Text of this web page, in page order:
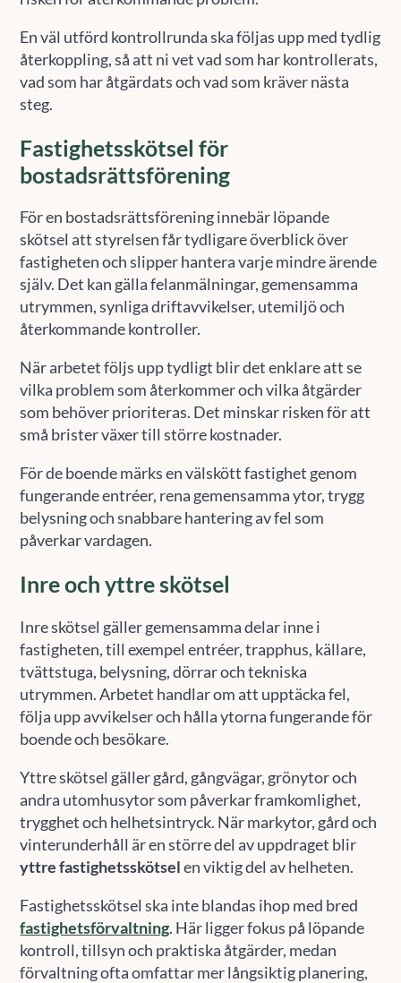
En väl utförd kontrollrunda ska följas upp med tydlig
återkoppling, så att ni vet vad som har kontrollerats,
vad som har åtgärdats och vad som kräver nästa
steg.
Fastighetsskötsel för
bostadsrättsförening
För en bostadsrättsförening innebär löpande
skötsel att styrelsen får tydligare överblick över
fastigheten och slipper hantera varje mindre ärende
själv. Det kan gälla felanmälningar, gemensamma
utrymmen, synliga driftavvikelser, utemiljö och
återkommande kontroller.
När arbetet följs upp tydligt blir det enklare att se
vilka problem som återkommer och vilka åtgärder
som behöver prioriteras. Det minskar risken för att
små brister växer till större kostnader.
För de boende märks en välskött fastighet genom
fungerande entréer, rena gemensamma ytor, trygg
belysning och snabbare hantering av fel som
påverkar vardagen.
Inre och yttre skötsel
Inre skötsel gäller gemensamma delar inne i
fastigheten, till exempel entréer, trapphus, källare,
tvättstuga, belysning, dörrar och tekniska
utrymmen. Arbetet handlar om att upptäcka fel,
följa upp avvikelser och hålla ytorna fungerande för
boende och besökare.
Yttre skötsel gäller gård, gångvägar, grönytor och
andra utomhusytor som påverkar framkomlighet,
trygghet och helhetsintryck. När markytor, gård och
vinterunderhåll är en större del av uppdraget blir
yttre fastighetsskötselen viktig del av helheten.
Fastighetsskötsel ska inte blandas ihop med bred
fastighetsförvaltning. Här ligger fokus på löpande
kontroll, tillsyn och praktiska åtgärder, medan
förvaltning ofta omfattar mer långsiktig planering,